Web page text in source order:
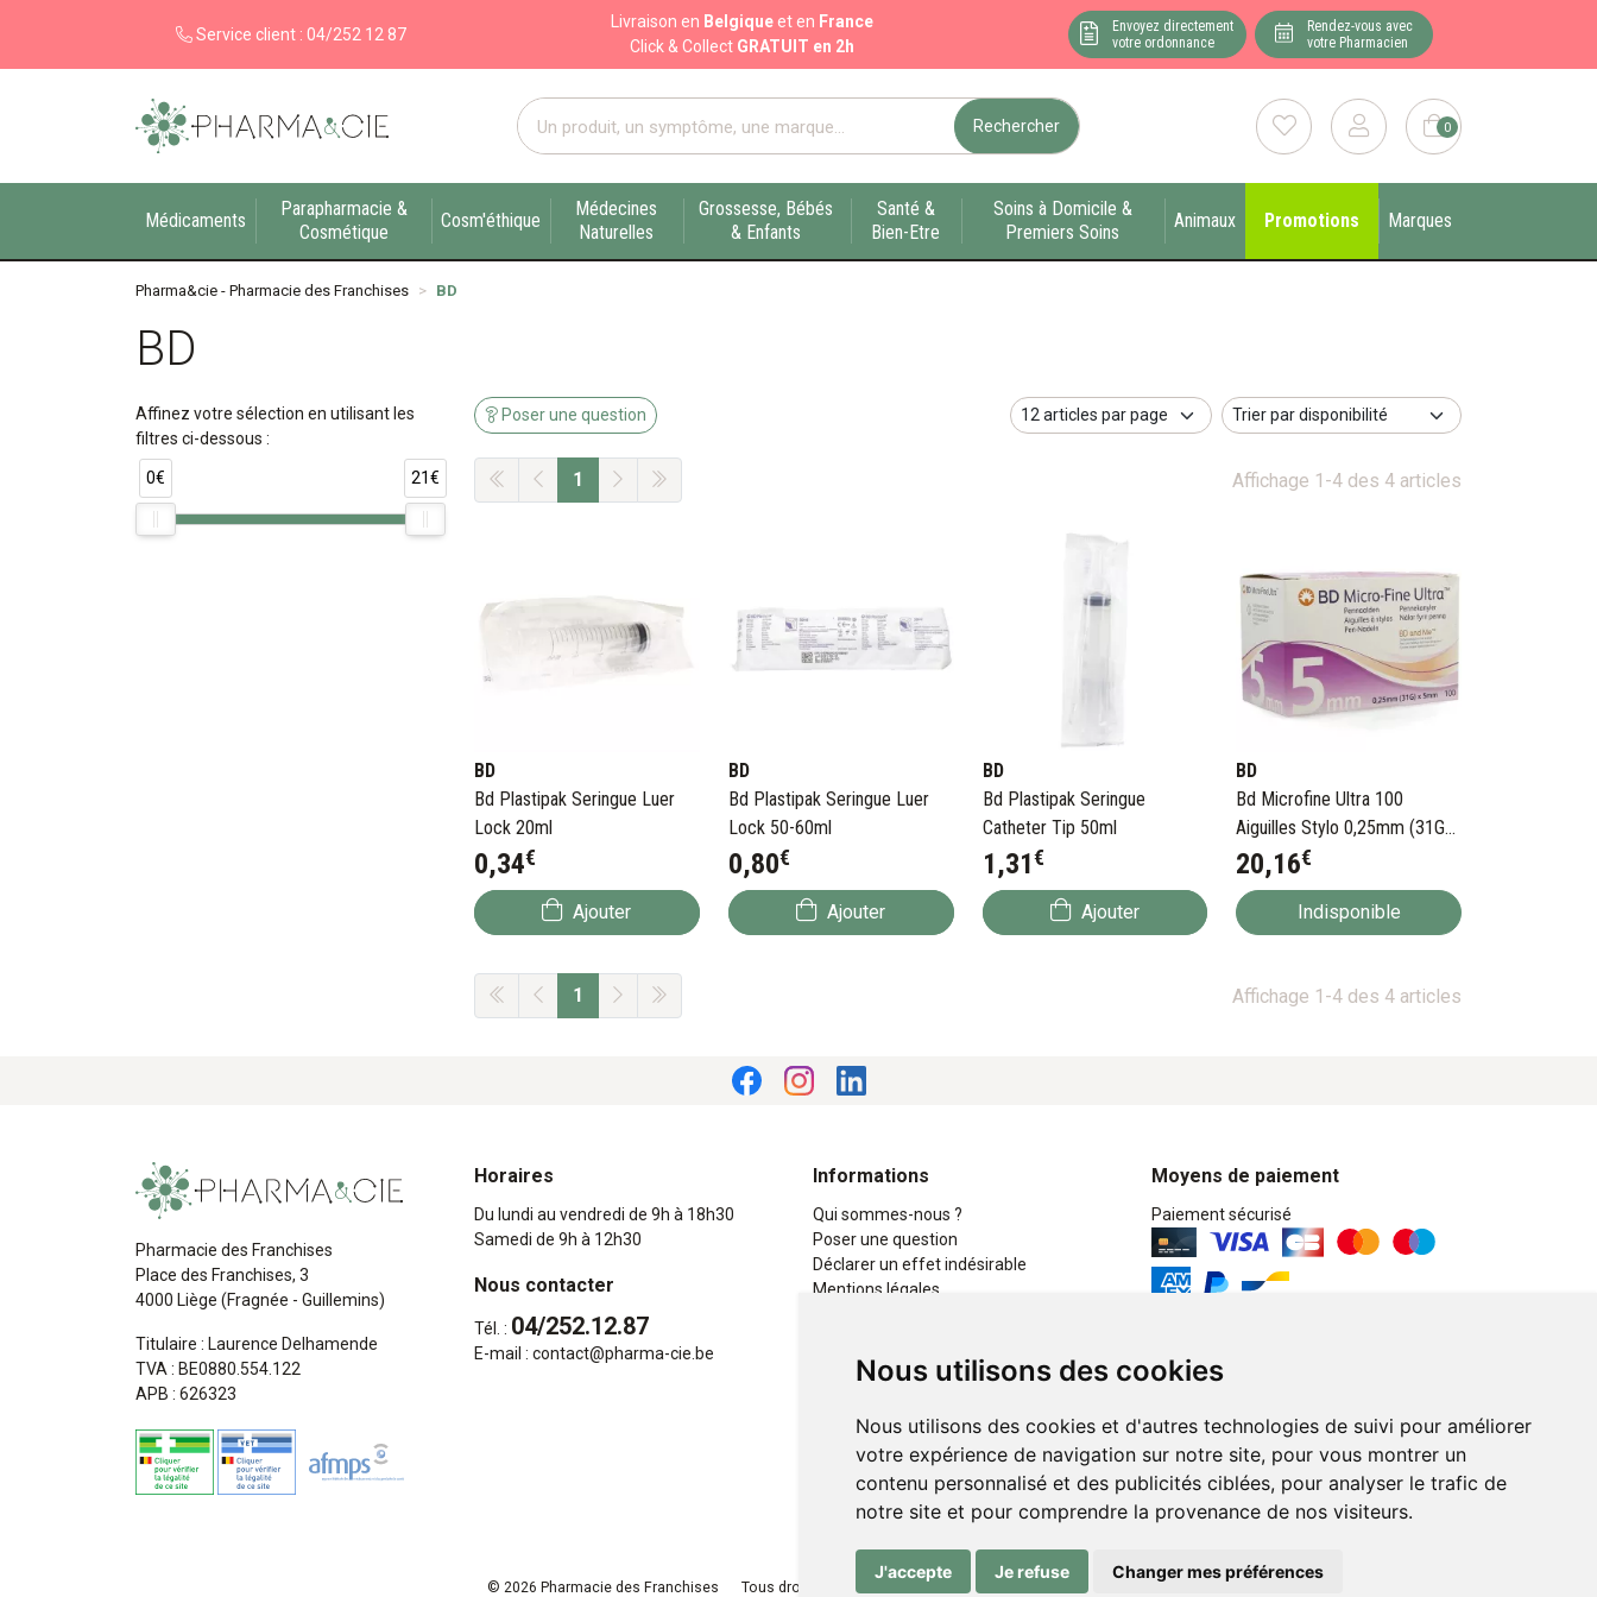
Nous utilisons des cookies
Nous utilisons des cookies et d'autres technologies de suivi pour améliorer
votre expérience de navigation sur notre site, pour vous montrer un
contenu personnalisé et des publicités ciblées, pour analyser le trafic de
notre site et pour comprendre la provenance de nos visiteurs.
J'accepte Je refuse Changer mes préférences
Service client : 04/252 12 87
Livraison en Belgique et en France
Click & Collect GRATUIT en 2h
Envoyez directement
votre ordonnance
Rendez-vous avec
votre Pharmacien
Pharma&cie - Pharmacie des Franchises Votre export pharmacie en ligne à votre service sur Liège 0
Rechercher
Médicaments
Parapharmacie &
Cosmétique
Cosm'éthique
Médecines
Naturelles
Grossesse, Bébés
& Enfants
Santé &
Bien-Etre
Soins à Domicile &
Premiers Soins
Animaux Promotions Marques
Pharma&cie - Pharmacie des Franchises BD
BD
Poser une question
Affichage 1-4 des 4 articles
1
BD
Bd Plastipak Seringue Luer
Lock 20ml
0,34€
Ajouter
BD
Bd Plastipak Seringue Luer
Lock 50-60ml
0,80€
Ajouter
BD
Bd Plastipak Seringue
Catheter Tip 50ml
1,31€
Ajouter
BD
Bd Microfine Ultra 100
Aiguilles Stylo 0,25mm (31G)
x 5mm
20,16€
Indisponible
Affichage 1-4 des 4 articles
1
Affinez votre sélection en utilisant les
filtres ci-dessous :
0€ 21€
Pharmacie des Franchises
Place des Franchises, 3
4000 Liège (Fragnée - Guillemins)
Titulaire : Laurence Delhamende
TVA : BE0880.554.122
APB : 626323
Horaires
Du lundi au vendredi de 9h à 18h30
Samedi de 9h à 12h30
Nous contacter
Tél. : 04/252.12.87
E-mail : contact@pharma-cie.be
Informations
Qui sommes-nous ?
Poser une question
Déclarer un effet indésirable
Mentions légales
Cookies
Moyens de paiement
Paiement sécurisé
Retrait à la pharmacie en Click & Collect
Livraison cyclo-urbaines à Liège avec :
Service professionnel et écologique de
livraisons rapides et fiables.
© 2026 Pharmacie des Franchises Tous droits réservés Apotekisto , pharmacie en ligne